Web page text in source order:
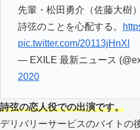
先輩・松田勇介（佐藤大樹
詩弦のことを心配する。
pic.twitter.com/20113jHnXl
— EXILE 最新ニュース
2020
詩弦の恋人役での出演です。
デリバリーサービスのバイトの